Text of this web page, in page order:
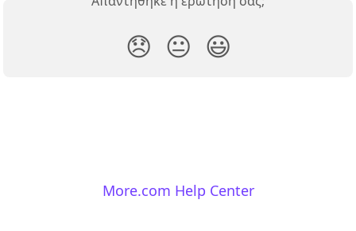
😞 😐 😃
More.com Help Center